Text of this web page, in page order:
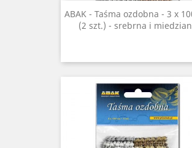
ABAK - Taśma ozdobna - 3 x
(2 szt.) - srebrna i